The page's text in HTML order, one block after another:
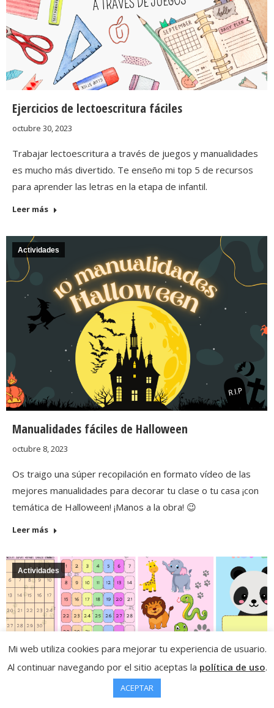
Ejercicios de lectoescritura fáciles
octubre 30, 2023
Trabajar lectoescritura a través de juegos y manualidades
es mucho más divertido. Te enseño mi top 5 de recursos
para aprender las letras en la etapa de infantil.
Leer más
Actividades
Manualidades fáciles de Halloween
octubre 8, 2023
Os traigo una súper recopilación en formato vídeo de las
mejores manualidades para decorar tu clase o tu casa ¡con
temática de Halloween! ¡Manos a la obra! 😉
Leer más
Actividades
Mi web utiliza cookies para mejorar tu experiencia de usuario.
Al continuar navegando por el sitio aceptas la política de uso.
ACEPTAR